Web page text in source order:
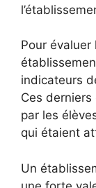
Pour évaluer
indicateurs
Ces
par les
qui étaient
Un